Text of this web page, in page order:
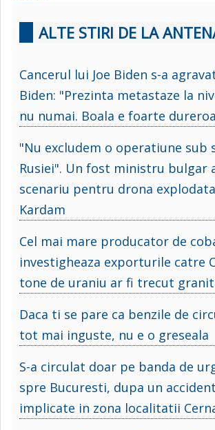
ALTE STIRI DE LA
Cancerul lui Joe Biden s-a
Biden: "Prezinta metastaze la
nu numai. Boala e foarte
"Nu excludem o operatiune sub
Rusiei". Un fost ministru bulgar
scenariu pentru drona
Kardam
Cel mai mare producator de
investigheaza exporturile catre
tone de uraniu ar fi trecut
Daca ti se pare ca benzile de
tot mai inguste, nu e o greseala
S-a circulat doar pe banda de
spre Bucuresti, dupa un
implicate in zona localitatii